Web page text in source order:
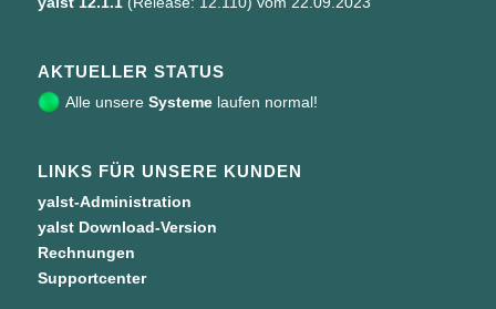
AKTUELLER STATUS
Alle unsere Systemelaufen normal!
LINKS FÜR UNSERE KUNDEN
yalst-Administration
yalst Download-Version
Rechnungen
Supportcenter